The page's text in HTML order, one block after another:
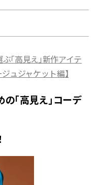
ぶ「高見え」新作アイテ
ュジャケット編】
の「高見え」コーデ